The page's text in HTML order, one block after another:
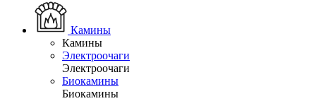
Камины
Камины
Электроочаги
Электроочаги
Биокамины
Биокамины